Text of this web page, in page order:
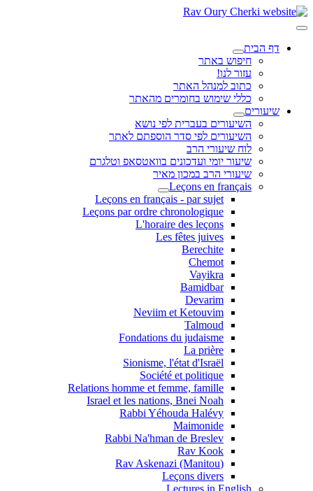
דף הבית
חיפוש באתר
עזור לנו!
כתוב למנהל האתר
כללי שימוש בחומרים מהאתר
שיעורים
השיעורים בעברית לפי נושא
השיעורים לפי סדר הוספתם לאתר
לוח שיעורי הרב
שיעור יומי ועדכונים בוואטסאפ וטלגרם
שיעורי הרב במכון מאיר
Leçons en français
Leçons en français - par sujet
Leçons par ordre chronologique
L'horaire des leçons
Les fêtes juives
Berechite
Chemot
Vayikra
Bamidbar
Devarim
Neviim et Ketouvim
Talmoud
Fondations du judaisme
La prière
Sionisme, l'état d'Israël
Société et politique
Relations homme et femme, famille
Israel et les nations, Bnei Noah
Rabbi Yéhouda Halévy
Maimonide
Rabbi Na'hman de Breslev
Rav Kook
(Rav Askenazi (Manitou
Leçons divers
Lectures in English